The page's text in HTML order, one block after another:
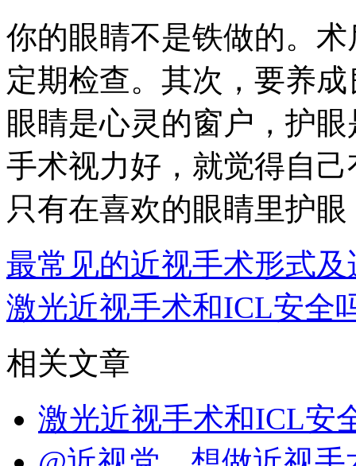
你的眼睛不是铁做的。
定期检查。其次，要养
眼睛是心灵的窗户，护
手术视力好，就觉得自
只有在喜欢的眼睛里护
最常见的近视手术形式
激光近视手术和ICL安全
相关文章
激光近视手术和ICL安